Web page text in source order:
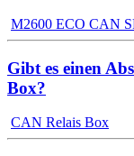
M2600 ECO CAN
Gibt es einen
Box?
CAN Relais Box